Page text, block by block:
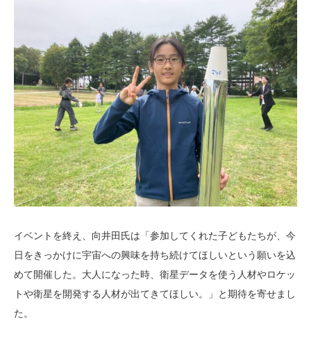
イベントを終え、向井田氏は「参加してくれた子どもたちが、今
日をきっかけに宇宙への興味を持ち続けてほしいという願いを込
めて開催した。大人になった時、衛星データを使う人材やロケッ
トや衛星を開発する人材が出てきてほしい。」と期待を寄せまし
た。